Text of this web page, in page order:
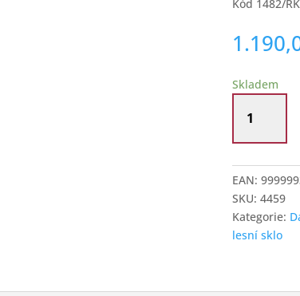
Kód 1482/RK
Skladem
víno
zeleného
lesního
skla
množství
EAN:
SKU:4459
Kategorie:
lesní sklo